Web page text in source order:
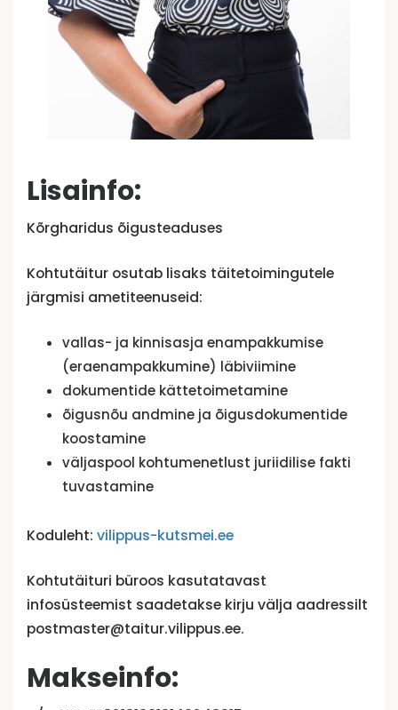
Lisainfo:
Kõrgharidus õigusteaduses
Kohtutäitur osutab lisaks täitetoimingutele
järgmisi ametiteenuseid:
vallas- ja kinnisasja enampakkumise
(eraenampakkumine) läbiviimine
dokumentide kättetoimetamine
õigusnõu andmine ja õigusdokumentide
koostamine
väljaspool kohtumenetlust juriidilise fakti
tuvastamine
Koduleht: vilippus-kutsmei.ee
Kohtutäituri büroos kasutatavast
infosüsteemist saadetakse kirju välja aadressilt
postmaster@taitur.vilippus.ee.
Makseinfo: